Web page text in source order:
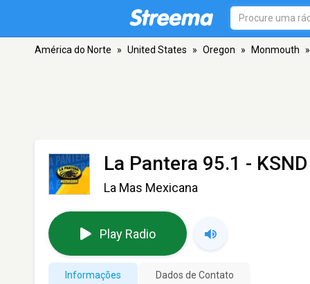
América do Norte » United States » Oregon » Monmouth »
La Pantera 95.1 - KSND
La Mas Mexicana
Play Radio
Informações Dados de Contato